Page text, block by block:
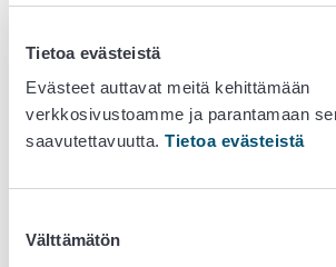
Tietoa evästeistä
Evästeet auttavat meitä kehittämään
verkkosivustoamme ja parantamaan
saavutettavuutta. Tietoa evästeistä
valinta
Välttämätön
tuotteiden kauttakuljetuksen Venäjän
Tautitapauksista
rajoitukset
tai muiden tuotteiden sekä kädellisten
laboratorioeläimet viennin Euroopan